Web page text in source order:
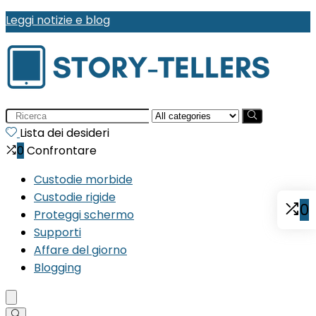
Leggi notizie e blog
Search
for:Lista dei desideri
0 Confrontare
Custodie morbide
Custodie rigide
Proteggi schermo
Supporti
Affare del giorno
Blogging
0